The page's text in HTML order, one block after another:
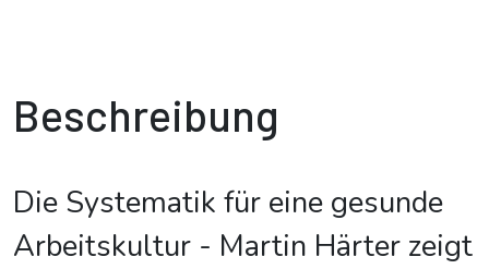
Beschreibung
Die Systematik für eine gesunde
Arbeitskultur - Martin Härter zeigt